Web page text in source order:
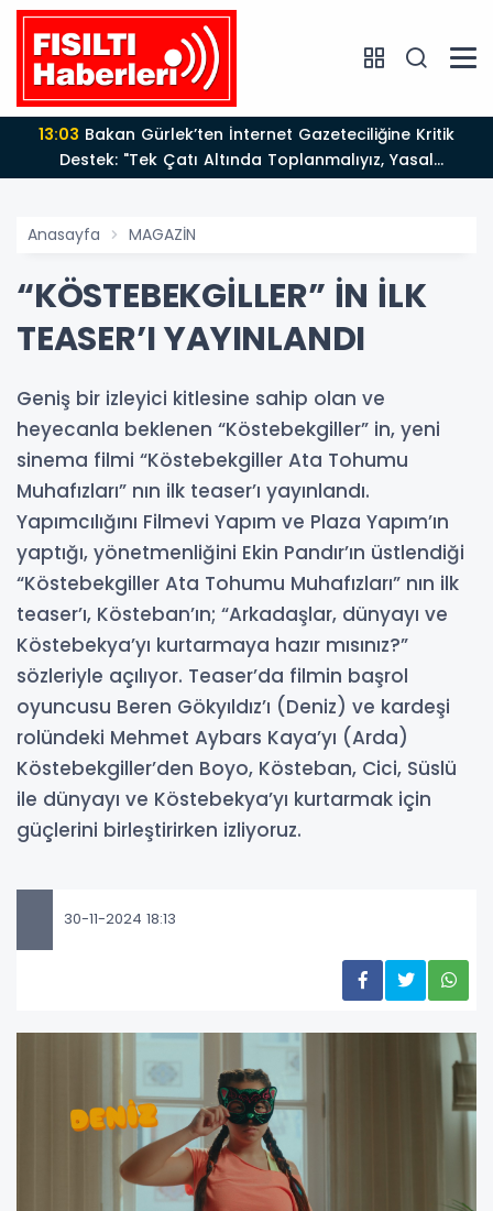
13:03
Destek: "Tek Çatı Altında Toplanmalıyız, Yasal
Düzenlemeye Hazırız"
Anasayfa MAGAZİN
“KÖSTEBEKGİLLER” İN İLK
TEASER’I YAYINLANDI
Geniş bir izleyici kitlesine sahip olan ve
heyecanla beklenen “Köstebekgiller” in, yeni
sinema filmi “Köstebekgiller Ata Tohumu
Muhafızları” nın ilk teaser’ı yayınlandı.
Yapımcılığını Filmevi Yapım ve Plaza Yapım’ın
yaptığı, yönetmenliğini Ekin Pandır’ın üstlendiği
“Köstebekgiller Ata Tohumu Muhafızları” nın ilk
teaser’ı, Kösteban’ın; “Arkadaşlar, dünyayı ve
Köstebekya’yı kurtarmaya hazır mısınız?”
sözleriyle açılıyor. Teaser’da filmin başrol
oyuncusu Beren Gökyıldız’ı (Deniz) ve kardeşi
rolündeki Mehmet Aybars Kaya’yı (Arda)
Köstebekgiller’den Boyo, Kösteban, Cici, Süslü
ile dünyayı ve Köstebekya’yı kurtarmak için
güçlerini birleştirirken izliyoruz.
30-11-2024 18:13